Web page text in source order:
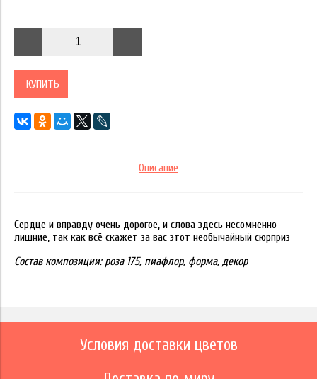
КУПИТЬ
Описание
Сердце и вправду очень дорогое, и слова здесь несомненно
лишние, так как всё скажет за вас этот необычайный сюрприз
Состав композиции: роза 175, пиафлор, форма, декор
Условия доставки цветов